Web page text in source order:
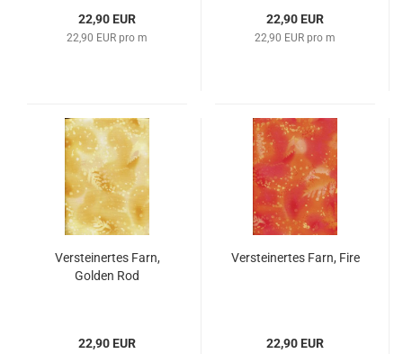
22,90 EUR
22,90 EUR pro m
22,90 EUR
22,90 EUR pro m
Versteinertes Farn,
Golden Rod
22,90 EUR
Versteinertes Farn, Fire
22,90 EUR